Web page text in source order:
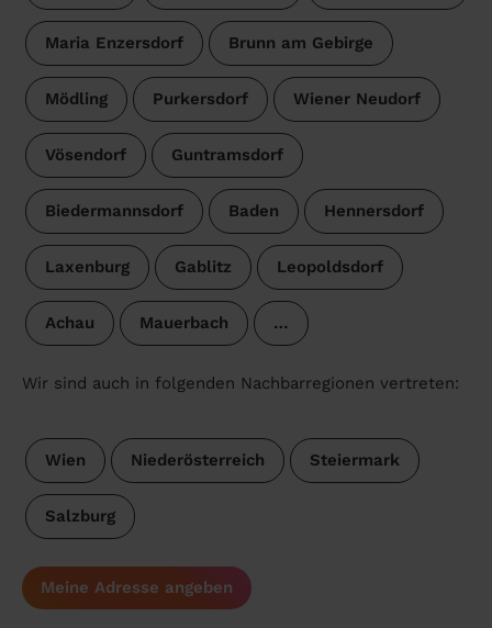
Maria Enzersdorf Brunn am Gebirge
Mödling Purkersdorf Wiener Neudorf
Vösendorf Guntramsdorf
Biedermannsdorf Baden Hennersdorf
Laxenburg Gablitz Leopoldsdorf
Achau Mauerbach …
Wir sind auch in folgenden Nachbarregionen vertreten:
Wien Niederösterreich Steiermark
Salzburg
Meine Adresse angeben